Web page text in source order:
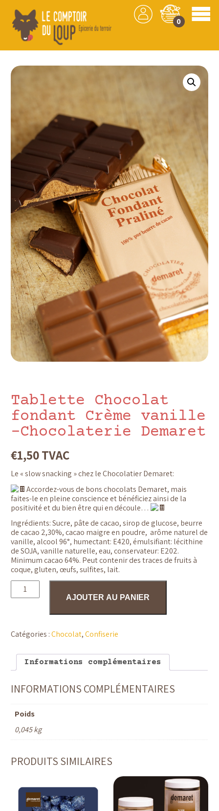
0
Les produits/Chocolat/ Confiserie
/ Tablette
Chocolat fondant Crème vanille -Chocolaterie
Demaret
Tablette Chocolat
fondant Crème vanille
-Chocolaterie Demaret
€1,50TVAC
Le « slow snacking » chez le Chocolatier Demaret:
Accordez-vous de bons chocolats Demaret, mais
faites-le en pleine conscience et bénéficiez ainsi de la
positivité et du bien être qui en découle…
Ingrédients: Sucre, pâte de cacao, sirop de glucose, beurre
de cacao 2,30%, cacao maigre en poudre, arôme naturel de
vanille, alcool 96°, humectant: E420, émulsifiant: lécithine
de SOJA, vanille naturelle, eau, conservateur: E202.
Minimum cacao 64%. Peut contenir des traces de fruits à
coque, gluten, œufs, sulfites, lait.
quantité
Tablette
vanille
-
Demaret
AJOUTER AU PANIER
Catégories :Chocolat,Confiserie
Informations complémentaires
INFORMATIONS COMPLÉMENTAIRES
Poids
0,045 kg
PRODUITS SIMILAIRES